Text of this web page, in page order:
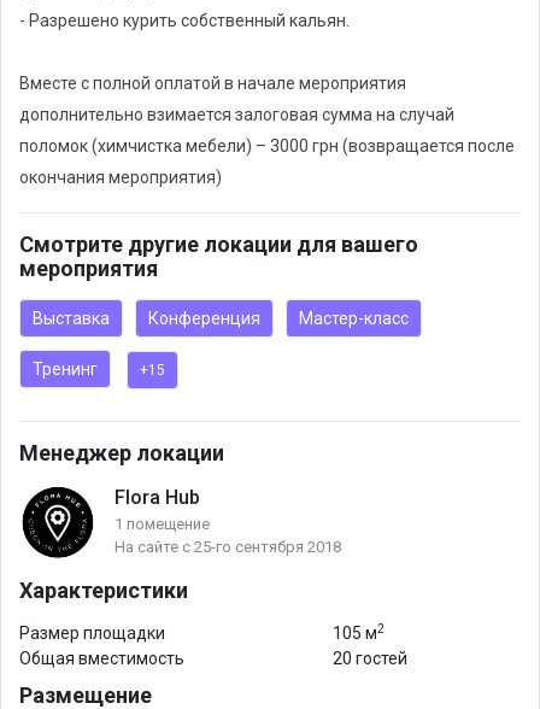
- Разрешено курить собственный кальян.
Вместе с полной оплатой в начале мероприятия
дополнительно взимается залоговая сумма на случай
поломок (химчистка мебели) – 3000 грн (возвращается после
окончания мероприятия)
Смотрите другие локации для вашего
мероприятия
Выставка Конференция Мастер-класс
Тренинг +15
Менеджер локации
Flora Hub
1 помещение
На сайте с 25-го сентября 2018
Характеристики
Размер площадки 105 м2
Общая вместимость 20 гостей
Размещение